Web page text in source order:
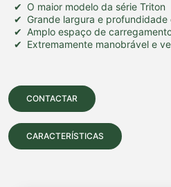
O maior modelo da série Triton
Grande largura e
Amplo espaço de
Extremamente manobrável e
CONTACTAR
CARACTERÍSTICAS